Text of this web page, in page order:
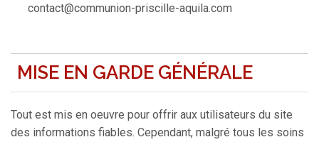
contact@communion-priscille-aquila.com
MISE EN GARDE GÉNÉRALE
Tout est mis en oeuvre pour offrir aux utilisateurs du site
des informations fiables. Cependant, malgré tous les soins